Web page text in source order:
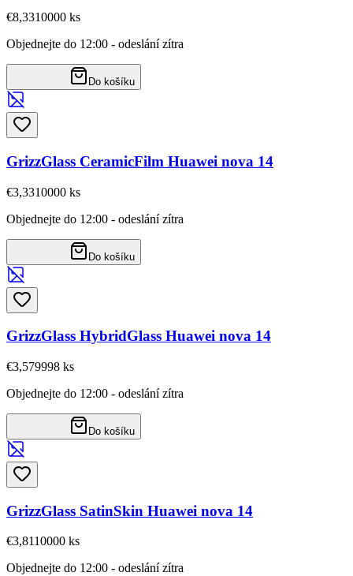
€8,3310000 ks
Objednejte do 12:00 - odeslání zítra
Do košíku
GrizzGlass CeramicFilm Huawei nova 14
€3,3310000 ks
Objednejte do 12:00 - odeslání zítra
Do košíku
GrizzGlass HybridGlass Huawei nova 14
€3,579998 ks
Objednejte do 12:00 - odeslání zítra
Do košíku
GrizzGlass SatinSkin Huawei nova 14
€3,8110000 ks
Objednejte do 12:00 - odeslání zítra